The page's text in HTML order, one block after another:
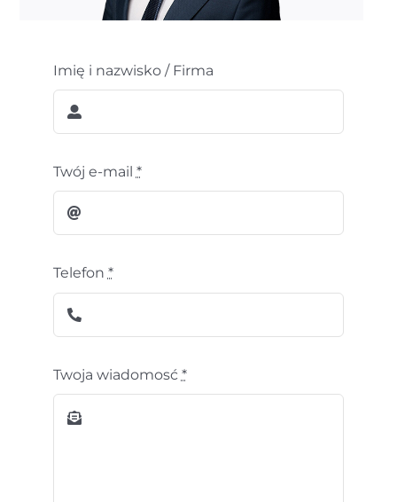
Imię i nazwisko / Firma
Twój e-mail *
Telefon *
Twoja wiadomosć *